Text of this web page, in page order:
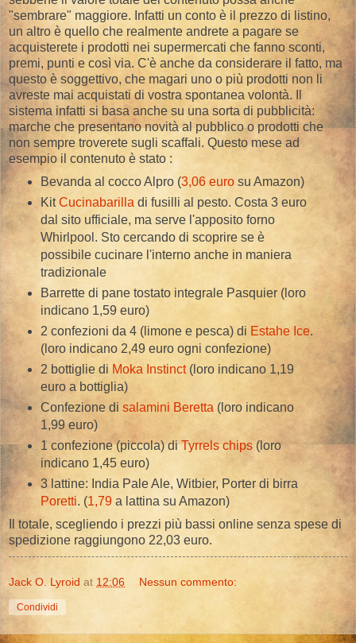
"sembrare" maggiore. Infatti un conto è il prezzo di listino,
un altro è quello che realmente andrete a pagare se
acquisterete i prodotti nei supermercati che fanno sconti,
premi, punti e così via. C'è anche da considerare il fatto, ma
questo è soggettivo, che magari uno o più prodotti non li
avreste mai acquistati di vostra spontanea volontà. Il
sistema infatti si basa anche su una sorta di pubblicità:
marche che presentano novità al pubblico o prodotti che
non sempre troverete sugli scaffali. Questo mese ad
esempio il contenuto è stato :
Bevanda al cocco Alpro (3,06 eurosu Amazon)
KitCucinabarilla di fusilli al pesto. Costa 3 euro
dal sito ufficiale, ma serve l'apposito forno
Whirlpool. Sto cercando di scoprire se è
possibile cucinare l'interno anche in maniera
tradizionale
Barrette di pane tostato integrale Pasquier (loro
indicano 1,59 euro)
2 confezioni da 4 (limone e pesca) di Estahe Ice.
(loro indicano 2,49 euro ogni confezione)
2 bottiglie di Moka Instinct(loro indicano 1,19
euro a bottiglia)
Confezione di salamini Beretta (loro indicano
1,99 euro)
1 confezione (piccola) diTyrrels chips(loro
indicano 1,45 euro)
3 lattine: India Pale Ale, Witbier, Porter di birra
Poretti. (1,79 a lattina su Amazon)
Il totale, scegliendo i prezzi più bassi online senza spese di
spedizione raggiungono 22,03 euro.
Jack O. Lyroid at 12:06 Nessun commento:
Condividi